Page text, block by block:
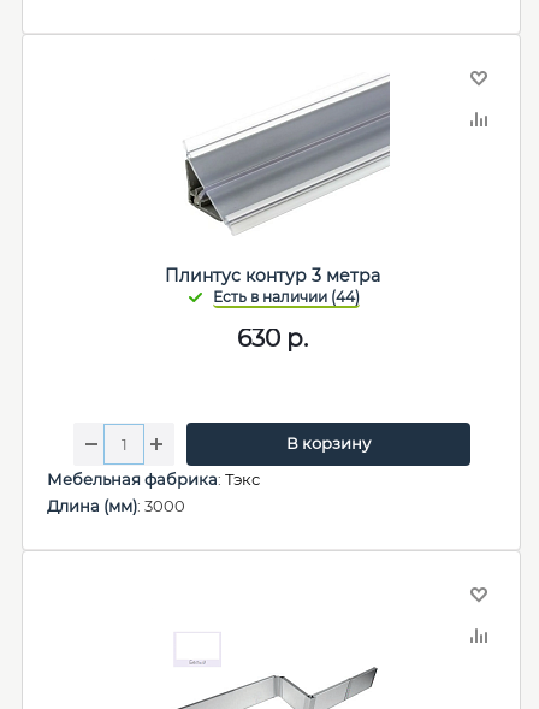
Плинтус контур 3 метра
630р.
В корзину
Мебельная фабрика: Тэкс
Длина (мм): 3000